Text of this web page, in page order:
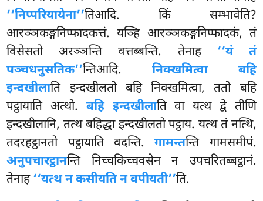
‘‘निप्परियायेना’’तिआदि. किं सम्भावेति?
आरञ्ञकङ्गनिप्फादकत्तं. यञ्हि आरञ्ञकङ्गनिप्फादकं, तं
विसेसतो अरञ्ञन्ति वत्तब्बन्ति. तेनाह ‘‘यं तं
पञ्चधनुसतिक’’न्तिआदि. निक्खमित्वा बहि
इन्दखीलाति इन्दखीलतो बहि निक्खमित्वा, ततो बहि
पट्ठायाति अत्थो. बहि इन्दखीलाति वा यत्थ द्वे तीणि
इन्दखीलानि,तत्थ बहिद्धा इन्दखीलतो पट्ठाय. यत्थ तं नत्थि,
तदरहट्ठानतो पट्ठायाति वदन्ति.गामन्तन्ति गामसमीपं.
अनुपचारट्ठानन्ति निच्चकिच्चवसेन न उपचरितब्बट्ठानं.
तेनाह‘‘यत्थ न कसीयति न वपीयती’’ति.